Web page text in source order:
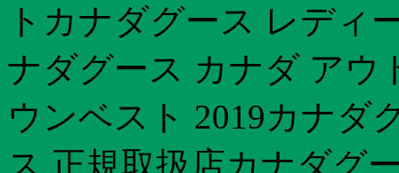
トカナダグース レディ
ナダグース カナダ アウ
ウンベスト 2019カナダ
ス 正規取扱店カナダグ